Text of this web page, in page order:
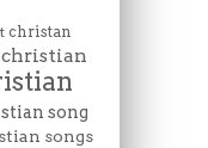
christan
christian
song
songs